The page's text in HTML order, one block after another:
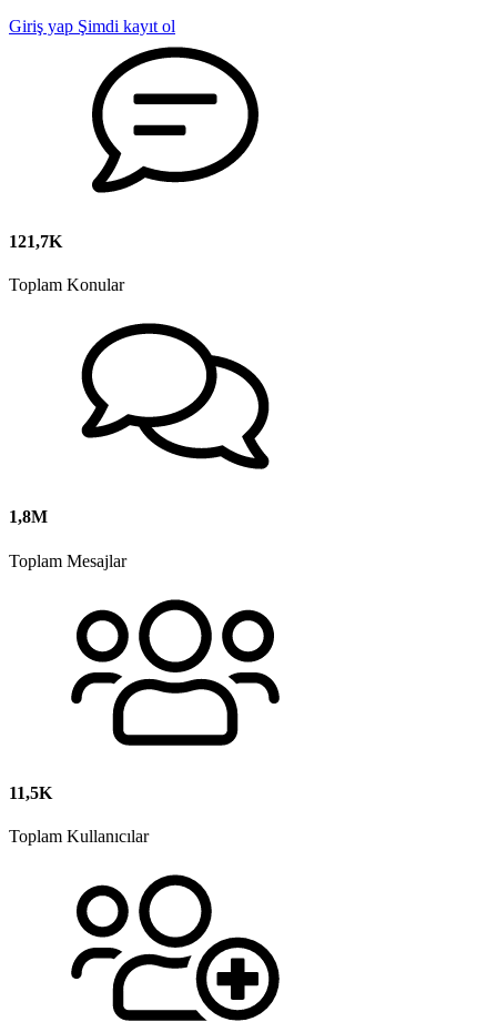
Giriş yap Şimdi kayıt ol
121,7K
Toplam Konular
1,8M
Toplam Mesajlar
11,5K
Toplam Kullanıcılar